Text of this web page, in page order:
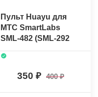
Пульт Huayu для
МТС SmartLabs
SML-482 (SML-292
HD)
350 400